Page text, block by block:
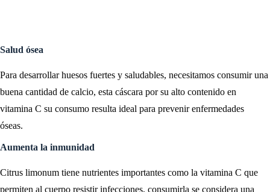
Salud ósea
Para desarrollar huesos fuertes y saludables, necesitamos consumir una
buena cantidad de calcio, esta cáscara por su alto contenido en
vitamina C su consumo resulta ideal para prevenir enfermedades
óseas.
Aumenta la inmunidad
Citrus limonum tiene nutrientes importantes como la vitamina C que
permiten al cuerpo resistir infecciones, consumirla se considera una